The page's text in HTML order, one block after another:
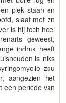
plek staan en
slaat met zn
is hij toch heel
geweest,
indruk heeft
is niks
zou
aangezien het
een periode van